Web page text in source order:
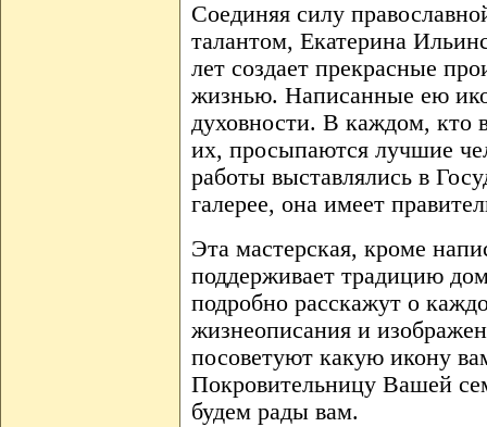
Соединяя силу
талантом, Екатерина
лет создает прекрасные
жизнью. Написанные ею
духовности. В каждом, кто
их, просыпаются лучшие
работы выставлялись в
галерее, она имеет
Эта мастерская, кроме
поддерживает традицию
подробно расскажут о
жизнеописания и
посоветуют какую икону
Покровительницу Вашей
будем рады вам.